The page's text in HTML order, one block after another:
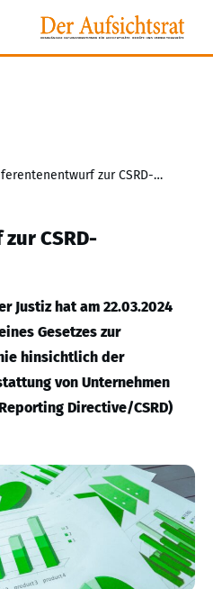
Referentenentwurf zur CSRD-Umsetzung
CSRD-
Justiz hat am 22.03.2024
Gesetzes zur
hinsichtlich der
von Unternehmen
Directive/CSRD)